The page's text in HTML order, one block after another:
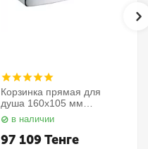
Корзинка прямая для
душа 160х105 мм
Elegance 11658010000
Keuco
в наличии
97 109Тенге